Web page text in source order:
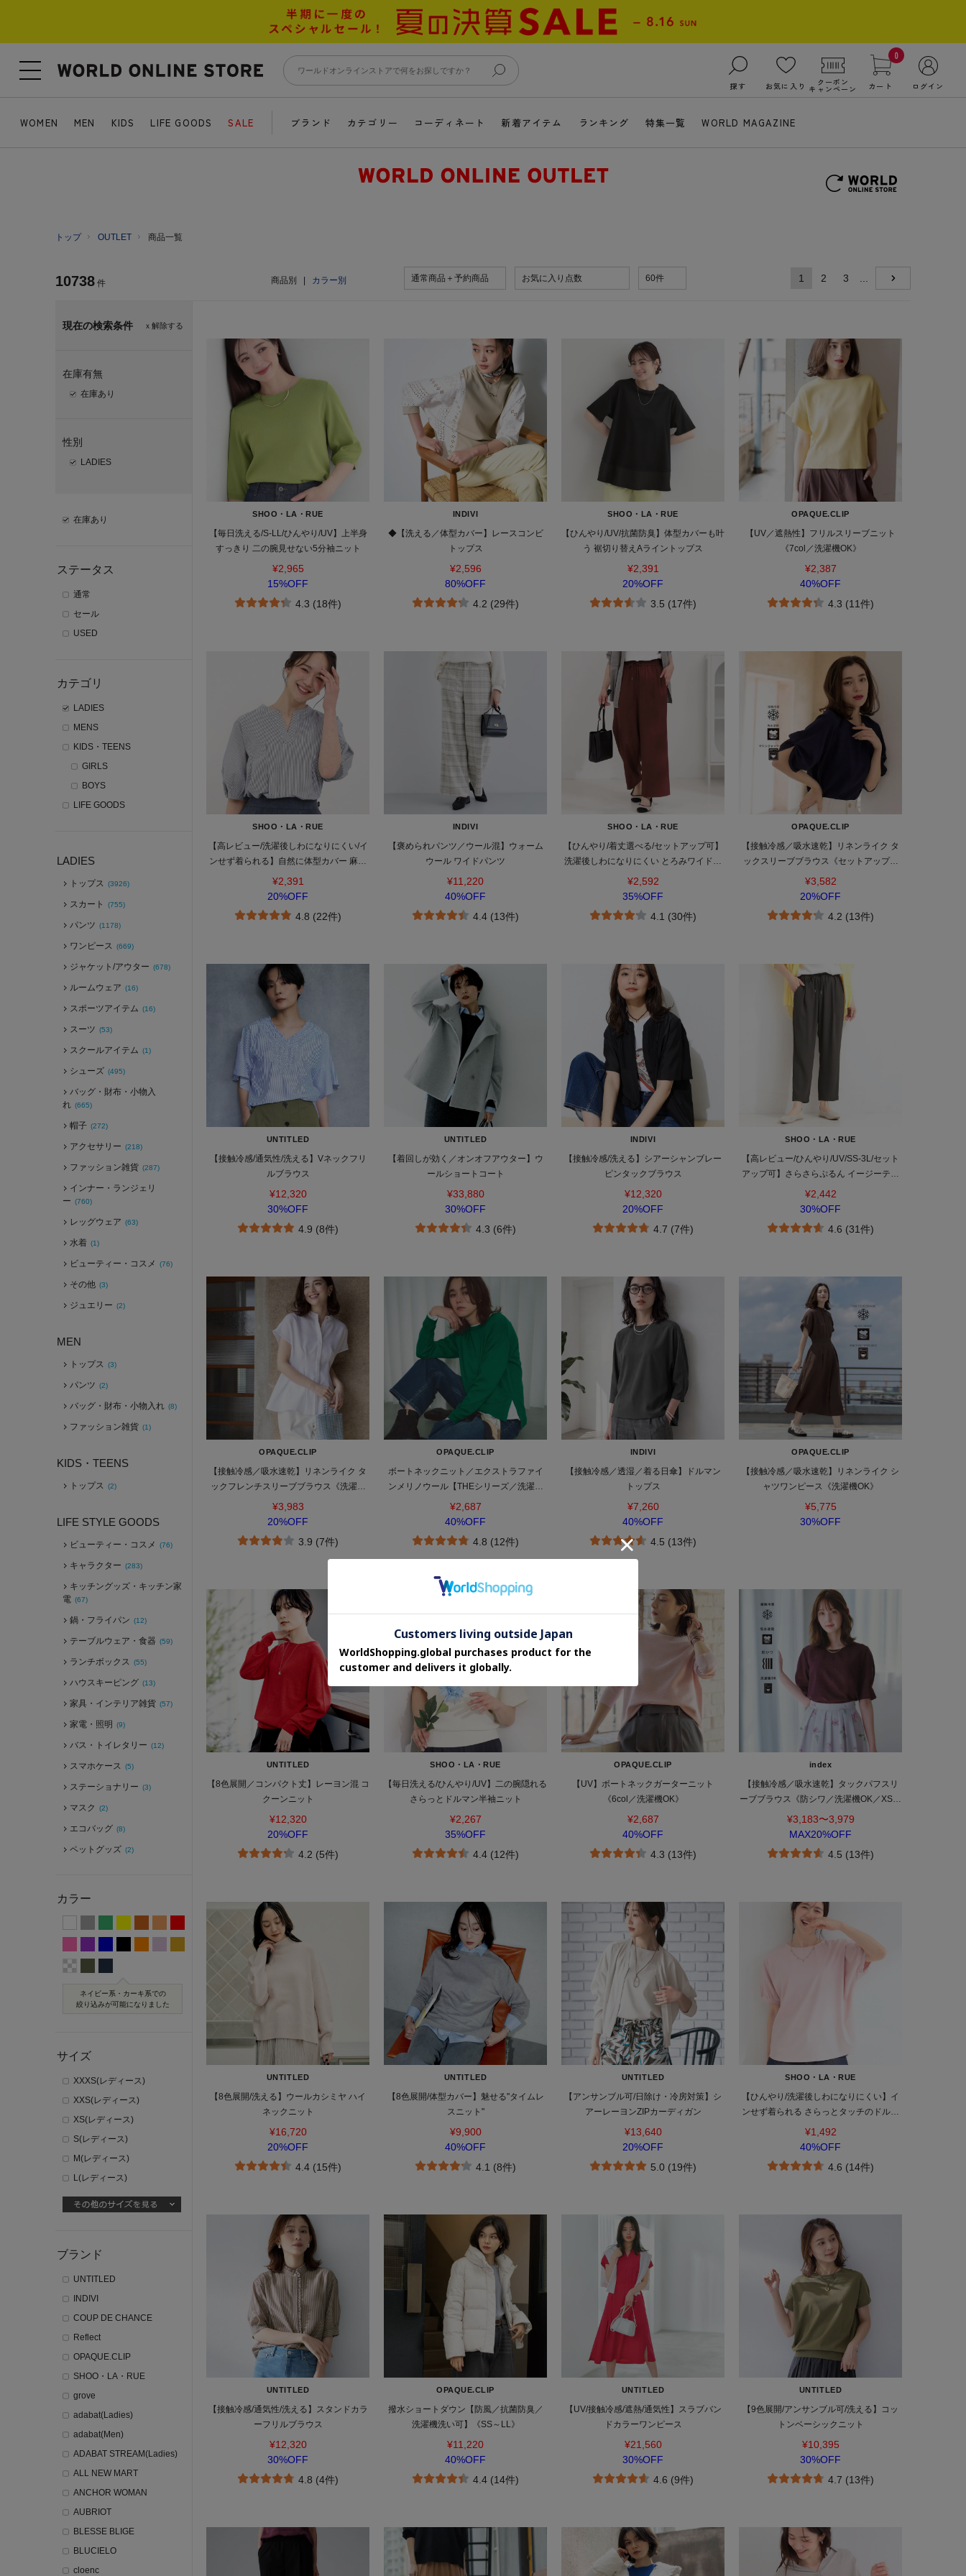
探す お気に入り クーポン
キャンペーン
0
カート ログイン
WOMEN MEN KIDS LIFE GOODS SALE ブランド カテゴリー コーディネート 新着アイテム ランキング 特集一覧 WORLD MAGAZINE
トップ OUTLET 商品一覧
10738 件 商品別 カラー別 通常商品＋予約商品 お気に入り点数 60件 1 2 3
ｘ解除する
現在の検索条件
在庫有無
在庫あり
性別
LADIES
在庫あり
ステータス
通常
セール
USED
カテゴリ
LADIES
MENS
KIDS・TEENS
GIRLS
BOYS
LIFE GOODS
LADIES
トップス (3926)
スカート (755)
パンツ (1178)
ワンピース (669)
ジャケット/アウター (678)
ルームウェア (16)
スポーツアイテム (16)
スーツ (53)
スクールアイテム (1)
シューズ (495)
バッグ・財布・小物入
れ (665)
帽子 (272)
アクセサリー (218)
ファッション雑貨 (287)
インナー・ランジェリ
ー (760)
レッグウェア (63)
水着 (1)
ビューティー・コスメ (76)
その他 (3)
ジュエリー (2)
MEN
トップス (3)
パンツ (2)
バッグ・財布・小物入れ (8)
ファッション雑貨 (1)
KIDS・TEENS
トップス (2)
LIFE STYLE GOODS
ビューティー・コスメ (76)
キャラクター (283)
キッチングッズ・キッチン家
電 (67)
鍋・フライパン (12)
テーブルウェア・食器 (59)
ランチボックス (55)
ハウスキーピング (13)
家具・インテリア雑貨 (57)
家電・照明 (9)
バス・トイレタリー (12)
スマホケース (5)
ステーショナリー (3)
マスク (2)
エコバッグ (8)
ペットグッズ (2)
カラー
ネイビー系・カーキ系での
絞り込みが可能になりました
サイズ
XXXS(レディース)
XXS(レディース)
XS(レディース)
S(レディース)
M(レディース)
L(レディース)
ブランド
UNTITLED
INDIVI
COUP DE CHANCE
Reflect
OPAQUE.CLIP
SHOO・LA・RUE
grove
adabat(Ladies)
adabat(Men)
ADABAT STREAM(Ladies)
ALL NEW MART
ANCHOR WOMAN
AUBRIOT
BLESSE BLIGE
BLUCIELO
cloenc
SHOO・LA・RUE
【毎日洗える/S-LL/ひんやり/UV】上半身
すっきり 二の腕見せない5分袖ニット
¥2,965
15%OFF
4.3 (18件)
INDIVI
◆【洗える／体型カバー】レースコンビ
トップス
¥2,596
80%OFF
4.2 (29件)
SHOO・LA・RUE
【ひんやり/UV/抗菌防臭】体型カバーも叶
う 裾切り替えAライントップス
¥2,391
20%OFF
3.5 (17件)
OPAQUE.CLIP
【UV／遮熱性】フリルスリーブニット
《7col／洗濯機OK》
¥2,387
40%OFF
4.3 (11件)
SHOO・LA・RUE
【高レビュー/洗濯後しわになりにくい/イ
ンせず着られる】自然に体型カバー 麻調
ペプラムブラウス
¥2,391
20%OFF
4.8 (22件)
INDIVI
【褒められパンツ／ウール混】ウォーム
ウール ワイドパンツ
¥11,220
40%OFF
4.4 (13件)
SHOO・LA・RUE
【ひんやり/着丈選べる/セットアップ可】
洗濯後しわになりにくい とろみワイドパ
ンツ
¥2,592
35%OFF
4.1 (30件)
OPAQUE.CLIP
【接触冷感／吸水速乾】リネンライク タ
ックスリーブブラウス《セットアップ対
応／洗濯機OK》
¥3,582
20%OFF
4.2 (13件)
UNTITLED
【接触冷感/通気性/洗える】Vネックフリ
ルブラウス
¥12,320
30%OFF
4.9 (8件)
UNTITLED
【着回しが効く／オンオフアウター】ウ
ールショートコート
¥33,880
30%OFF
4.3 (6件)
INDIVI
【接触冷感/洗える】シアーシャンブレー
ピンタックブラウス
¥12,320
20%OFF
4.7 (7件)
SHOO・LA・RUE
【高レビュー/ひんやり/UV/SS-3L/セット
アップ可】さらさらぷるん イージーテー
パードパンツ
¥2,442
30%OFF
4.6 (31件)
OPAQUE.CLIP
【接触冷感／吸水速乾】リネンライク タ
ックフレンチスリーブブラウス《洗濯機
OK》
¥3,983
20%OFF
3.9 (7件)
OPAQUE.CLIP
ボートネックニット／エクストラファイ
ンメリノウール【THEシリーズ／洗濯機
OK】
¥2,687
40%OFF
4.8 (12件)
INDIVI
【接触冷感／透湿／着る日傘】ドルマン
トップス
¥7,260
40%OFF
4.5 (13件)
OPAQUE.CLIP
【接触冷感／吸水速乾】リネンライク シ
ャツワンピース《洗濯機OK》
¥5,775
30%OFF
UNTITLED
【8色展開／コンパクト丈】レーヨン混 コ
クーンニット
¥12,320
20%OFF
4.2 (5件)
SHOO・LA・RUE
【毎日洗える/ひんやり/UV】二の腕隠れる
さらっとドルマン半袖ニット
¥2,267
35%OFF
4.4 (12件)
OPAQUE.CLIP
【UV】ボートネックガーターニット
《6col／洗濯機OK》
¥2,687
40%OFF
4.3 (13件)
index
【接触冷感／吸水速乾】タックパフスリ
ーブブラウス《防シワ／洗濯機OK／XS～
3L／8col》
¥3,183〜3,979
MAX20%OFF
4.5 (13件)
UNTITLED
【8色展開/洗える】ウールカシミヤ ハイ
ネックニット
¥16,720
20%OFF
4.4 (15件)
UNTITLED
【8色展開/体型カバー】魅せる"タイムレ
スニット"
¥9,900
40%OFF
4.1 (8件)
UNTITLED
【アンサンブル可/日除け・冷房対策】シ
アーレーヨンZIPカーディガン
¥13,640
20%OFF
5.0 (19件)
SHOO・LA・RUE
【ひんやり/洗濯後しわになりにくい】イ
ンせず着られる さらっとタッチのドルマ
ンブラウス
¥1,492
40%OFF
4.6 (14件)
UNTITLED
【接触冷感/通気性/洗える】スタンドカラ
ーフリルブラウス
¥12,320
30%OFF
4.8 (4件)
OPAQUE.CLIP
撥水ショートダウン【防風／抗菌防臭／
洗濯機洗い可】《SS～LL》
¥11,220
40%OFF
4.4 (14件)
UNTITLED
【UV/接触冷感/遮熱/通気性】スラブバン
ドカラーワンピース
¥21,560
30%OFF
4.6 (9件)
UNTITLED
【9色展開/アンサンブル可/洗える】コッ
トンベーシックニット
¥10,395
30%OFF
4.7 (13件)